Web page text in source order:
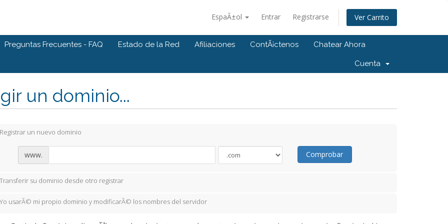
EspaÃ±ol Entrar Registrarse Ver Carrito
Preguntas Frecuentes - FAQ Estado de la Red Afiliaciones ContÃ¡ctenos Chatear Ahora
Cuenta
un dominio...
un nuevo dominio
www. Comprobar
su dominio desde otro registrar
usarÃ© mi propio dominio y modificarÃ© los nombres del servidor